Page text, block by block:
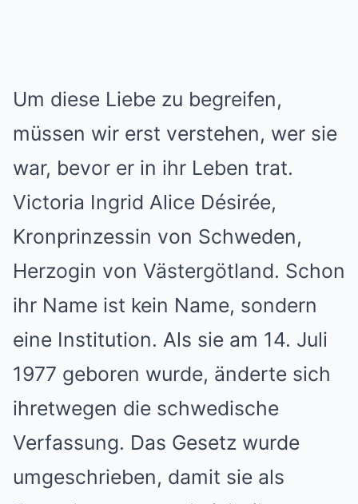
Um diese Liebe zu begreifen,
müssen wir erst verstehen, wer sie
war, bevor er in ihr Leben trat.
Victoria Ingrid Alice Désirée,
Kronprinzessin von Schweden,
Herzogin von Västergötland. Schon
ihr Name ist kein Name, sondern
eine Institution. Als sie am 14. Juli
1977 geboren wurde, änderte sich
ihretwegen die schwedische
Verfassung. Das Gesetz wurde
umgeschrieben, damit sie als